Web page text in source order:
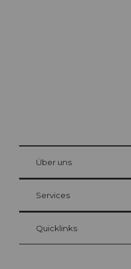
Gästekarte Luzern
Ihre Vorteile als Übernachtungsgast
at Bre
Über uns
Services
Quicklinks